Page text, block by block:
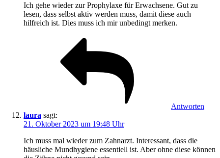
Ich gehe wieder zur Prophylaxe für Erwachsene. Gut zu
lesen, dass selbst aktiv werden muss, damit diese auch
hilfreich ist. Dies muss ich mir unbedingt merken.
Antworten
laura sagt:
21. Oktober 2023 um 19:48 Uhr
Ich muss mal wieder zum Zahnarzt. Interessant, dass die
häusliche Mundhygiene essentiell ist. Aber ohne diese können